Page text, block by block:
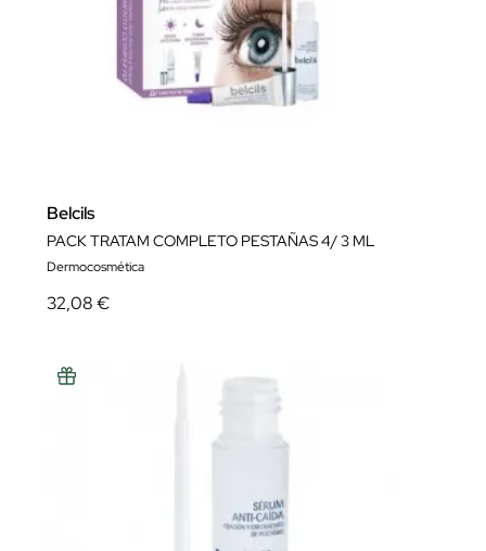
Belcils
PACK TRATAM COMPLETO PESTAÑAS 4/ 3 ML
Dermocosmética
32,08 €